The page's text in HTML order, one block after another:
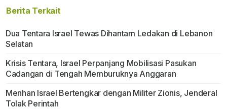
Berita Terkait
Dua Tentara Israel Tewas Dihantam Ledakan di Lebanon
Selatan
Krisis Tentara, Israel Perpanjang Mobilisasi Pasukan
Cadangan di Tengah Memburuknya Anggaran
Menhan Israel Bertengkar dengan Militer Zionis, Jenderal
Tolak Perintah